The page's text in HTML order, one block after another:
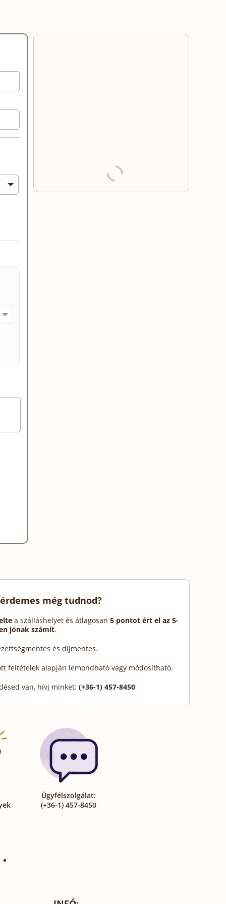
még tudnod?
a szálláshelyet és átlagosan 5 pontot ért el az 5-
jónak számít.
és díjmentes.
feltételek alapján lemondható vagy módosítható.
van, hívj minket: (+36-1) 457-8450
Ügyfélszolgálat:
(+36-1) 457-8450